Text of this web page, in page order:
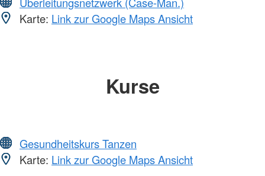
Karte: Link zur Google Maps Ansicht
Kurse
Gesundheitskurs Tanzen
Karte: Link zur Google Maps Ansicht